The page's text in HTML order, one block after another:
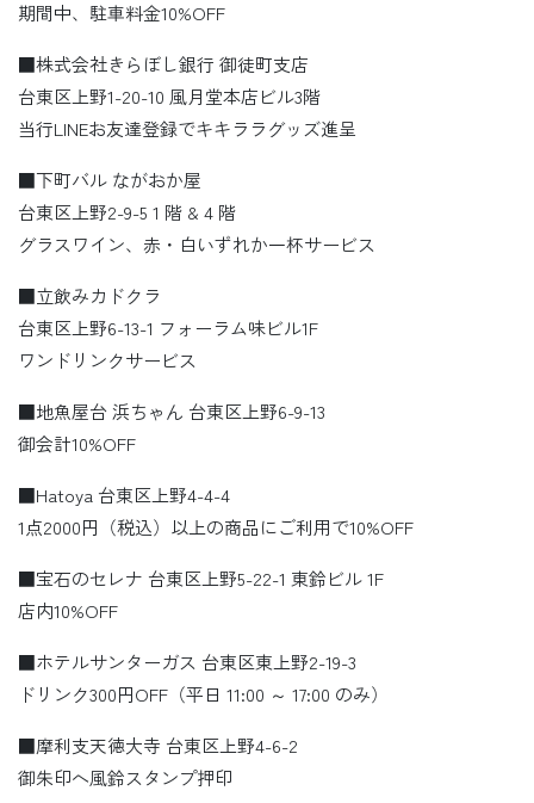
期間中、駐車料金10%OFF
■株式会社きらぼし銀行 御徒町支店
台東区上野1-20-10 風月堂本店ビル3階
当行LINEお友達登録でキキララグッズ進呈
■下町バル ながおか屋
台東区上野2-9-5 1 階 & 4 階
グラスワイン、赤・白いずれか一杯サービス
■立飲みカドクラ
台東区上野6-13-1 フォーラム味ビル1F
ワンドリンクサービス
■地魚屋台 浜ちゃん 台東区上野6-9-13
御会計10%OFF
■Hatoya 台東区上野4-4-4
1点2000円（税込）以上の商品にご利用で10%OFF
■宝石のセレナ 台東区上野5-22-1 東鈴ビル 1F
店内10%OFF
■ホテルサンターガス 台東区東上野2-19-3
ドリンク300円OFF（平日 11:00 ～ 17:00 のみ）
■摩利支天徳大寺 台東区上野4-6-2
御朱印へ風鈴スタンプ押印